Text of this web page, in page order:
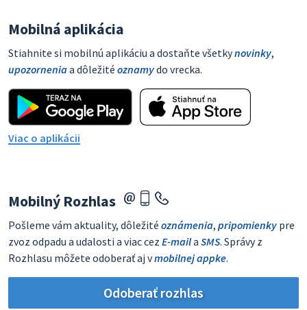
Mobilná aplikácia
Stiahnite si mobilnú aplikáciu a dostaňte všetkynovinky,
upozorneniaa dôležité oznamydo vrecka.
Viac o aplikácii
Mobilný Rozhlas
Pošleme vám aktuality, dôležité oznámenia, pripomienky pre
zvoz odpadu a udalosti a viac cez E-maila SMS. Správy z
Rozhlasu môžete odoberať aj vmobilnej appke.
Odoberať rozhlas